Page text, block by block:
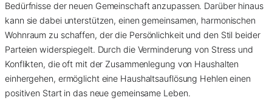
Bedürfnisse der neuen Gemeinschaft anzupassen. Darüber hinaus
kann sie dabei unterstützen, einen gemeinsamen, harmonischen
Wohnraum zu schaffen, der die Persönlichkeit und den Stil beider
Parteien widerspiegelt. Durch die Verminderung von Stress und
Konflikten, die oft mit der Zusammenlegung von Haushalten
einhergehen, ermöglicht eine Haushaltsauflösung Hehlen einen
positiven Start in das neue gemeinsame Leben.